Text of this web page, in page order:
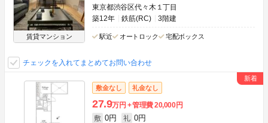
賃貸マンション
東京都渋谷区代々木１丁目
築12年
鉄筋(RC) 3階建
駅近 オートロック 宅配ボックス
チェックを入れてまとめてお問い合わせ
敷金なし 礼金なし
27.9万円 管理費20,000円
敷 0円 礼 0円